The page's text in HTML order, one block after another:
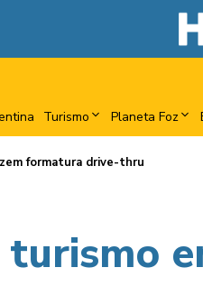
Turismo Planeta Foz
formatura drive-thru
turismo